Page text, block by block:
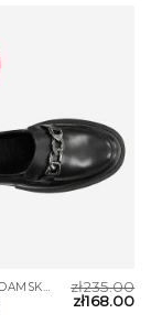
WOJAS BUTY DAMSKIE zł235.00
zł168.00